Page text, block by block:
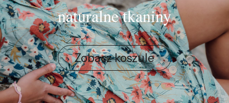
naturalne tkaniny
Zobacz koszule